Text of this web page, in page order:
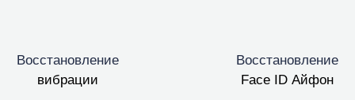
Восстановление
вибрации
Восстановление
Face ID Айфон